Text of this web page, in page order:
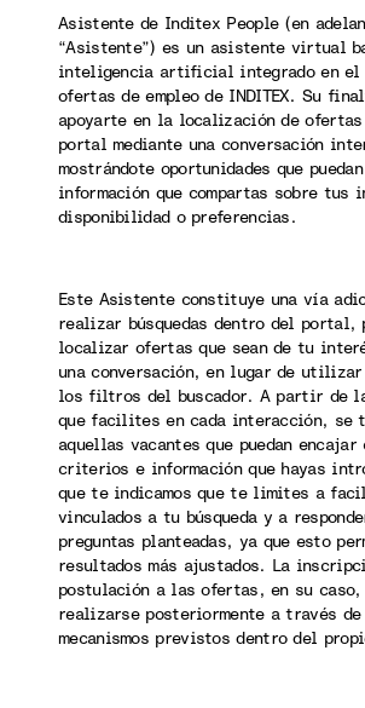
Asistente de Inditex People (en
“Asistente”) es un asistente virtual
inteligencia artificial integrado en el
ofertas de empleo de INDITEX. Su
apoyarte en la localización de
portal mediante una conversación
mostrándote oportunidades que
información que compartas sobre tus
disponibilidad o preferencias.
Este Asistente constituye una vía
realizar búsquedas dentro del portal,
localizar ofertas que sean de tu
una conversación, en lugar de
los filtros del buscador. A partir de
que facilites en cada interacción, se
aquellas vacantes que puedan encajar
criterios e información que hayas
que te indicamos que te limites a
vinculados a tu búsqueda y a
preguntas planteadas, ya que esto
resultados más ajustados. La
postulación a las ofertas, en su caso,
realizarse posteriormente a través
mecanismos previstos dentro del